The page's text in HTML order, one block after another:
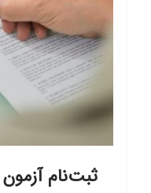
ثبت‌نام آزمون